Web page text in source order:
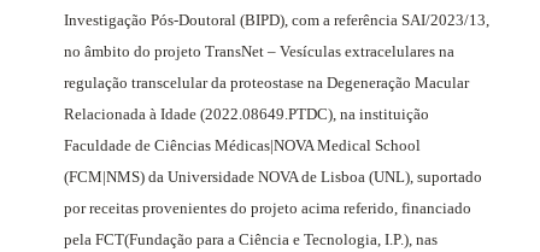
Investigação Pós-Doutoral (BIPD), com a referência SAI/2023/13,
no âmbito do projetoTransNet – Vesículas extracelulares na
regulação transcelular da proteostase na Degeneração Macular
Relacionada à Idade (2022.08649.PTDC), na instituição
Faculdade de Ciências Médicas|NOVA Medical School
(FCM|NMS) da Universidade NOVA de Lisboa (UNL), suportado
por receitas provenientes do projeto acima referido, financiado
pela FCT(Fundação para a Ciência e Tecnologia, I.P.), nas